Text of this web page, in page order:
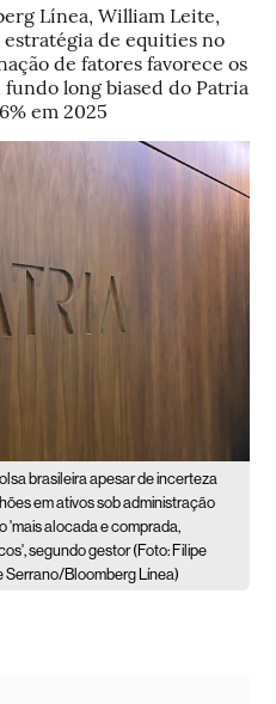
Línea, William Leite,
de equities no
de fatores favorece os
long biased do Patria
em 2025
brasileira apesar de incerteza
em ativos sob administração
'mais alocada e comprada,
segundo gestor (Foto: Filipe
Serrano/Bloomberg Línea)